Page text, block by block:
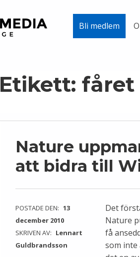
Bli medlem
Etikett: fåret
Nature
att bidra till
POSTADE DEN: 13
december 2010
SKRIVEN AV: Lennart
Guldbrandsson
Det
Nature
få
som inte